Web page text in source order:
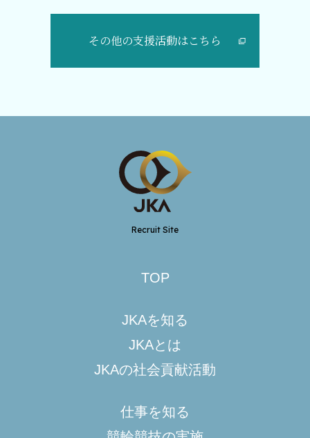
その他の⽀援活動はこちら
Recruit Site
TOP
JKAを知る
JKAとは
JKAの社会貢献活動
仕事を知る